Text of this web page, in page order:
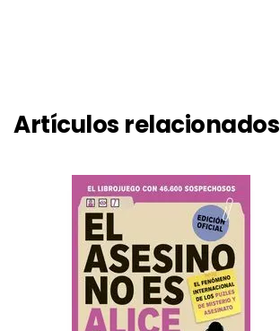
Artículos relacionados